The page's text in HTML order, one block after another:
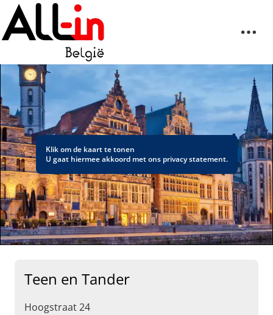
Klik om de kaart te tonen
U gaat hiermee akkoord met ons privacy statement.
Teen en Tander
Hoogstraat 24